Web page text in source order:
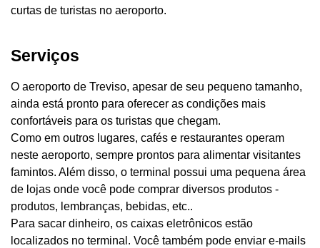
curtas de turistas no aeroporto.
Serviços
O aeroporto de Treviso, apesar de seu pequeno tamanho,
ainda está pronto para oferecer as condições mais
confortáveis ​​para os turistas que chegam.
Como em outros lugares, cafés e restaurantes operam
neste aeroporto, sempre prontos para alimentar visitantes
famintos. Além disso, o terminal possui uma pequena área
de lojas onde você pode comprar diversos produtos -
produtos, lembranças, bebidas, etc..
Para sacar dinheiro, os caixas eletrônicos estão
localizados no terminal. Você também pode enviar e-mails